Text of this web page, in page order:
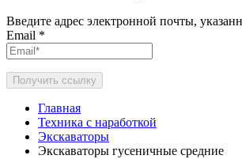
Введите адрес электронной почты,
Email *
Получить ссылку
Главная
Техника с наработкой
Экскаваторы
Экскаваторы гусеничные средние